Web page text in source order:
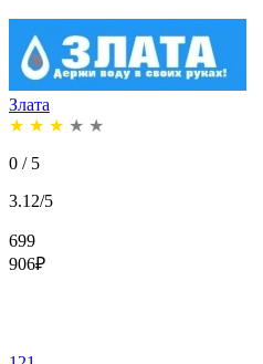
Злата
★ ★ ★ ★ ★
0 / 5
3.12/5
699
906₽